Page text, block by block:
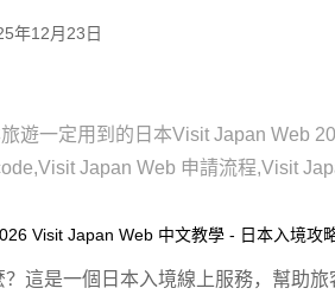
年12月23日
遊一定用到的日本Visit Japan Web
Japan Web 申請流程,Visit
Visit Japan Web 中文教學 - 日本入境攻
？這是一個日本入境線上服務，幫助